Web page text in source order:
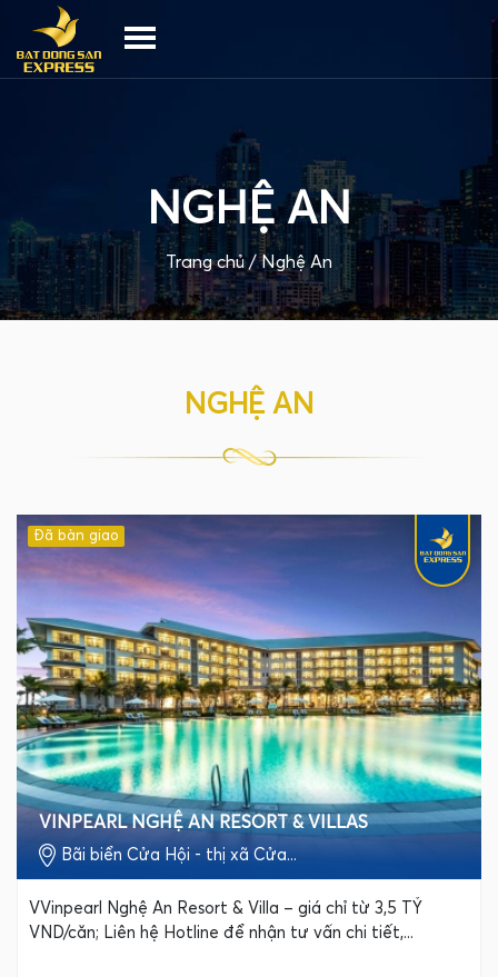
NGHỆ AN
Trang chủ / Nghệ An
NGHỆ AN
Đã bàn giao
VINPEARL NGHỆ AN RESORT & VILLAS
Bãi biển Cửa Hội - thị xã Cửa...
VVinpearl Nghệ An Resort & Villa – giá chỉ từ 3,5 TỶ
VND/căn; Liên hệ Hotline để nhận tư vấn chi tiết,...